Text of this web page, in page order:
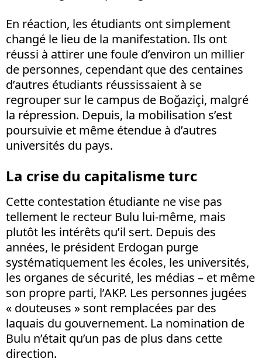
En réaction, les étudiants ont simplement
changé le lieu de la manifestation. Ils ont
réussi à attirer une foule d’environ un millier
de personnes, cependant que des centaines
d’autres étudiants réussissaient à se
regrouper sur le campus de Boğaziçi, malgré
la répression. Depuis, la mobilisation s’est
poursuivie et même étendue à d’autres
universités du pays.
La crise du capitalisme turc
Cette contestation étudiante ne vise pas
tellement le recteur Bulu lui-même, mais
plutôt les intérêts qu’il sert. Depuis des
années, le président Erdogan purge
systématiquement les écoles, les universités,
les organes de sécurité, les médias – et même
son propre parti, l’AKP. Les personnes jugées
« douteuses » sont remplacées par des
laquais du gouvernement. La nomination de
Bulu n’était qu’un pas de plus dans cette
direction.